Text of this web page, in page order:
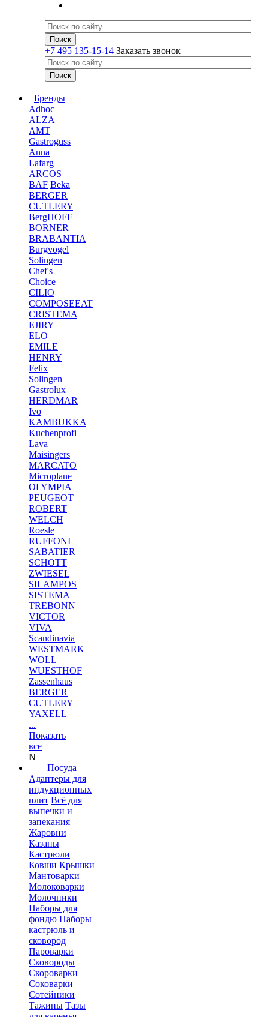
+7 495 135-15-14 Заказать звонок
Бренды
Adhoc
ALZA
AMT
Gastroguss
Anna
Lafarg
ARCOS
BAF Beka
BERGER
CUTLERY
BergHOFF
BORNER
BRABANTIA
Burgvogel
Solingen
Chef's
Choice
CILIO
COMPOSEEAT
CRISTEMA
EJIRY
ELO
EMILE
HENRY
Felix
Solingen
Gastrolux
HERDMAR
Ivo
KAMBUKKA
Kuchenprofi
Lava
Maisingers
MARCATO
Microplane
OLYMPIA
PEUGEOT
ROBERT
WELCH
Roesle
RUFFONI
SABATIER
SCHOTT
ZWIESEL
SILAMPOS
SISTEMA
TREBONN
VICTOR
VIVA
Scandinavia
WESTMARK
WOLL
WUESTHOF
Zassenhaus
BERGER
CUTLERY
YAXELL
...
Показать
все
N
Посуда
Адаптеры для
индукционных
плит Всё для
выпечки и
запекания
Жаровни
Казаны
Кастрюли
Ковши Крышки
Мантоварки
Молоковарки
Молочники
Наборы для
фондю Наборы
кастрюль и
сковород
Пароварки
Сковороды
Скороварки
Соковарки
Сотейники
Тажины Тазы